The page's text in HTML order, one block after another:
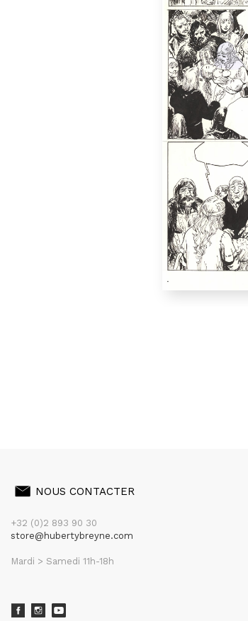
NOUS CONTACTER
+32 (0)2 893 90 30
store@hubertybreyne.com
Mardi > Samedi 11h-18h